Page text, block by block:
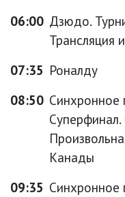
06:00 Дзюдо.
Трансляция
07:35 Роналду
08:50 Синхронное
Канады
09:35 Синхронное